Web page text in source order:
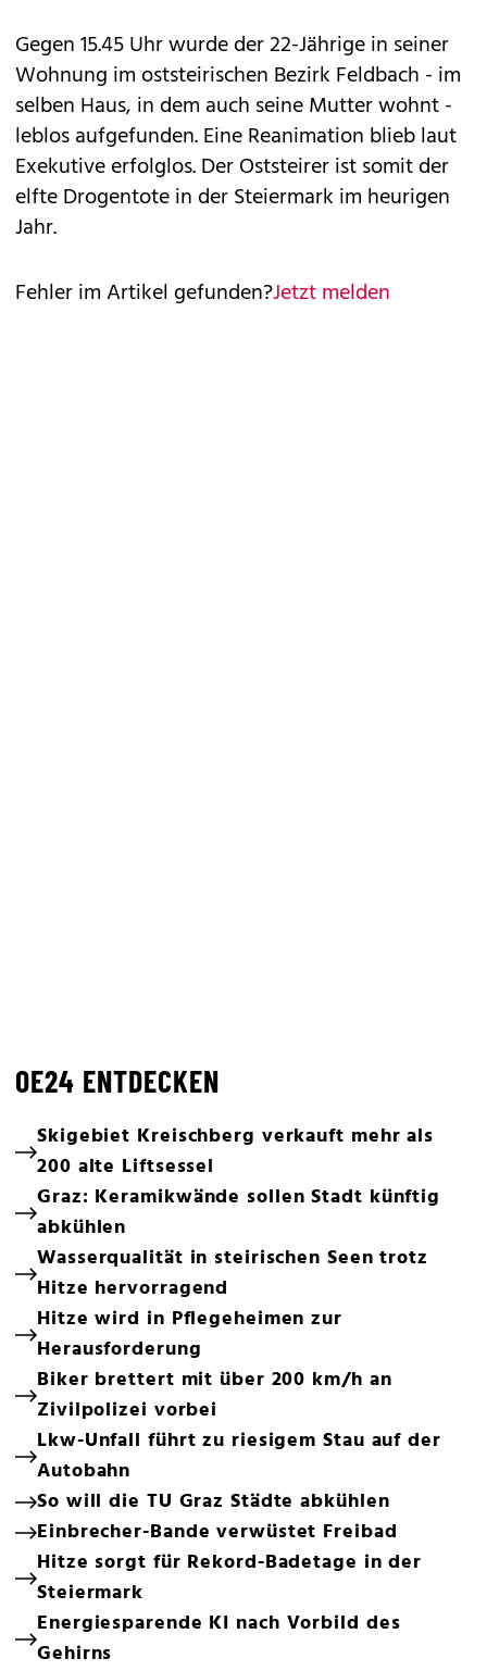
Gegen 15.45 Uhr wurde der 22-Jährige in seiner
Wohnung im oststeirischen Bezirk Feldbach - im
selben Haus, in dem auch seine Mutter wohnt -
leblos aufgefunden. Eine Reanimation blieb laut
Exekutive erfolglos. Der Oststeirer ist somit der
elfte Drogentote in der Steiermark im heurigen
Jahr.
Fehler im Artikel gefunden?Jetzt melden
OE24 ENTDECKEN
Skigebiet Kreischberg verkauft mehr als
200 alte Liftsessel
Graz: Keramikwände sollen Stadt künftig
abkühlen
Wasserqualität in steirischen Seen trotz
Hitze hervorragend
Hitze wird in Pflegeheimen zur
Herausforderung
Biker brettert mit über 200 km/h an
Zivilpolizei vorbei
Lkw-Unfall führt zu riesigem Stau auf der
Autobahn
So will die TU Graz Städte abkühlen
Einbrecher-Bande verwüstet Freibad
Hitze sorgt für Rekord-Badetage in der
Steiermark
Energiesparende KI nach Vorbild des
Gehirns